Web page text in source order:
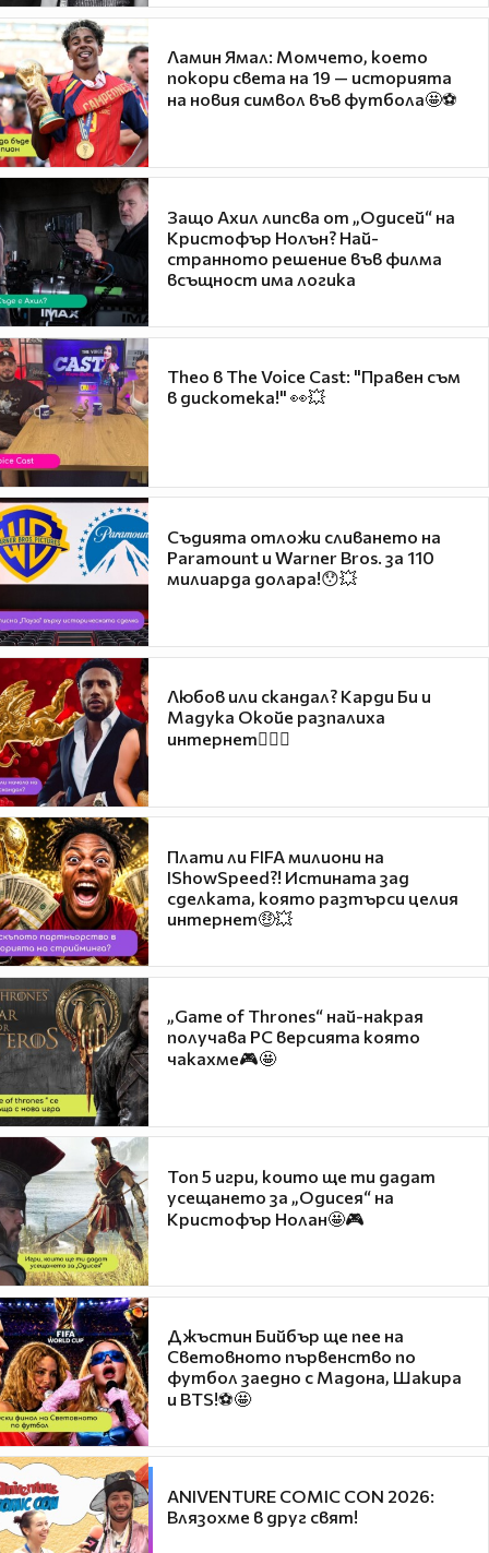
Ламин Ямал: Момчето, което
покори света на 19 — историята
на новия символ във футбола🤩⚽
Защо Ахил липсва от „Одисей“ на
Кристофър Нолън? Най-
странното решение във филма
всъщност има логика
Theo в The Voice Cast: "Правен съм
в дискотека!" 👀💥
Съдията отложи сливането на
Paramount и Warner Bros. за 110
милиарда долара!😯💥
Любов или скандал? Карди Би и
Мадука Окойе разпалиха
интернет❤️‍🔥🔥
Плати ли FIFA милиони на
IShowSpeed?! Истината зад
сделката, която разтърси целия
интернет🤑💥
„Game of Thrones“ най-накрая
получава PC версията която
чакахме🎮🤩
Топ 5 игри, които ще ти дадат
усещането за „Одисея“ на
Кристофър Нолан🤩🎮
Джъстин Бийбър ще пее на
Световното първенство по
футбол заедно с Мадона, Шакира
и BTS!⚽🤩
ANIVENTURE COMIC CON 2026:
Влязохме в друг свят!